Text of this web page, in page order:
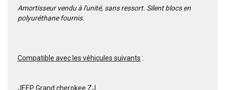
Amortisseur vendu à l'unité, sans ressort. Silent blocs en
polyuréthane fournis.
Compatible avec les véhicules suivants :
JEEP Grand cherokee ZJ